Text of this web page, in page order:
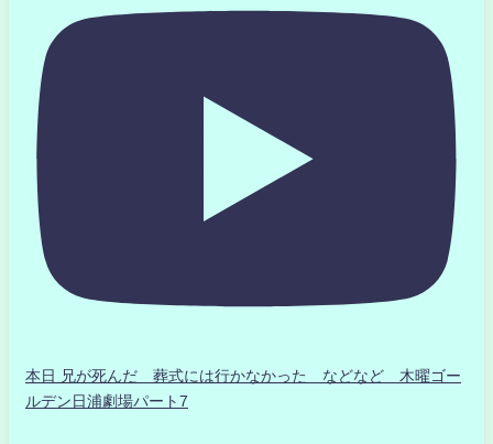
本日 兄が死んだ 葬式には行かなかった などなど 木曜ゴー
ルデン日浦劇場パート7